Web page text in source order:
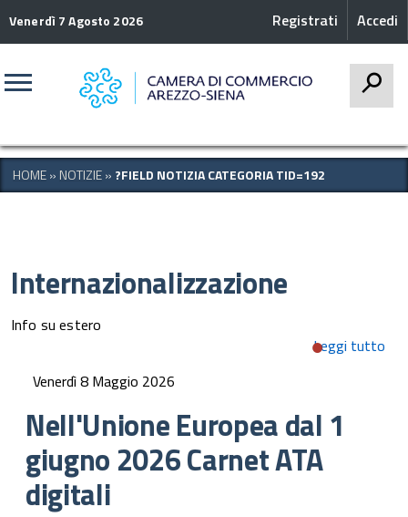
Venerdì 7 Agosto 2026 Accedi
Registrati
HOME» NOTIZIE» ?FIELD NOTIZIA CATEGORIA TID=192
Internazionalizzazione
Info su estero
Leggi tutto
Venerdì 8 Maggio 2026
Nell'Unione Europea dal 1
giugno 2026 Carnet ATA
digitali